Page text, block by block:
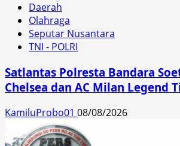
Daerah
Olahraga
Seputar Nusantara
TNI - POLRI
Satlantas Polresta Bandara
Chelsea dan AC Milan Legend
KamiluProbo01 08/08/2026